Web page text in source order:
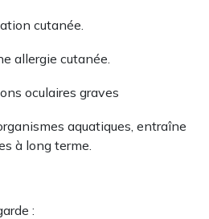
cutanée.
allergie cutanée.
oculaires graves
aquatiques, entraîne
à long terme.
: